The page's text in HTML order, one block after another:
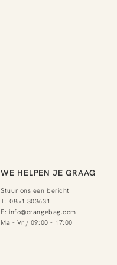
WE HELPEN JE GRAAG
Stuur ons een bericht
T:0851 303631
E:info@orangebag.com
Ma - Vr / 09:00 - 17:00